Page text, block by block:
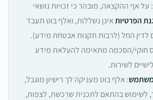
: על אף ההקצאה, מובהר כי זכויות נושאי
הפרטיותאינן נשללות, ואלף בוט תעבד
לדין החל (לרבות תקנות אבטחת מידע).
חוקי/הסכמה מתאימה להעלאת מידע
לשירות.
: אלף בוט מעניקה לך רישיון מוגבל,
לשימוש בהתאם לתכנית שרכשת, לצפות,